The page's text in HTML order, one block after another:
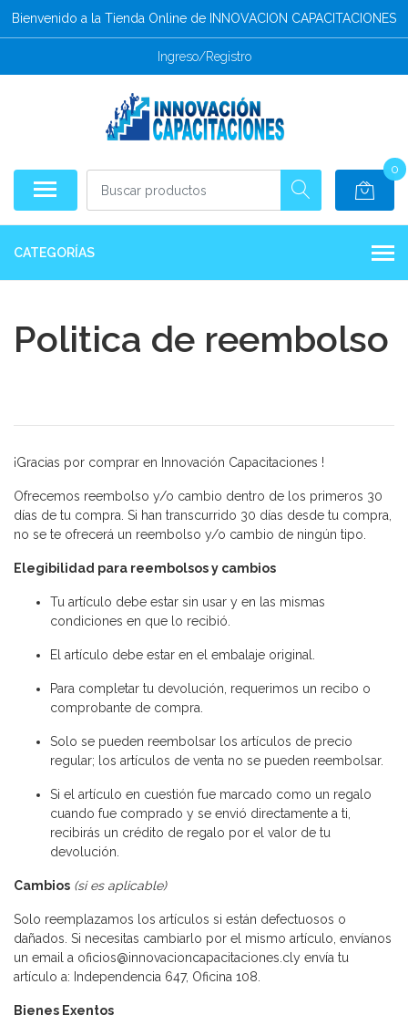
Bienvenido a la Tienda Online de INNOVACION CAPACITACIONES
Ingreso/Registro
0
CATEGORÍAS
Politica de reembolso
¡Gracias por comprar en Innovación Capacitaciones !
Ofrecemos reembolso y/o cambio dentro de los primeros 30
días de tu compra. Si han transcurrido 30 días desde tu compra,
no se te ofrecerá un reembolso y/o cambio de ningún tipo.
Elegibilidad para reembolsos y cambios
Tu artículo debe estar sin usar y en las mismas
condiciones en que lo recibió.
El artículo debe estar en el embalaje original.
Para completar tu devolución, requerimos un recibo o
comprobante de compra.
Solo se pueden reembolsar los artículos de precio
regular; los artículos de venta no se pueden reembolsar.
Si el artículo en cuestión fue marcado como un regalo
cuando fue comprado y se envió directamente a ti,
recibirás un crédito de regalo por el valor de tu
devolución.
Cambios (si es aplicable)
Solo reemplazamos los artículos si están defectuosos o
dañados. Si necesitas cambiarlo por el mismo artículo, envíanos
un email a oficios@innovacioncapacitaciones.cly envía tu
artículo a: Independencia 647, Oficina 108.
Bienes Exentos